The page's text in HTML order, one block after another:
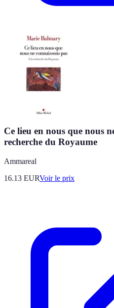
Ce lieu en nous que nous
recherche du Royaume
Ammareal
16.13 EURVoir le prix